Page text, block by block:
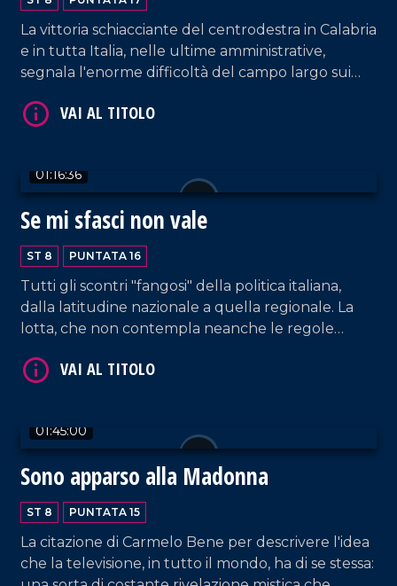
La vittoria schiacciante del centrodestra in Calabria
e in tutta Italia, nelle ultime amministrative,
segnala l'enorme difficoltà del campo largo sui
Salerno: Uno e Trino. E Forza Italia, alle nostre
governo.
01:16:36
Se mi sfasci non vale
ST 8 PUNTATA 16
Tutti gli scontri "fangosi" della politica italiana,
dalla latitudine nazionale a quella regionale. La
lotta, che non contempla neanche le regole
corpo a corpo fatta di colpi bassi e di slealtà. Punta
sangue e pretende il Crucifige.
VAI AL TITOLO
01:45:00
Sono apparso alla Madonna
ST 8 PUNTATA 15
La citazione di Carmelo Bene per descrivere l'idea
che la televisione, in tutto il mondo, ha di se stessa:
VAI AL TITOLO
VAI AL TITOLO